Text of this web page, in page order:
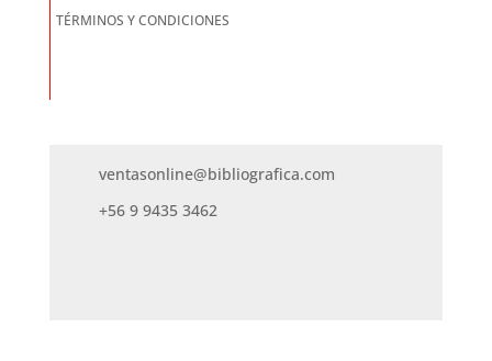
TÉRMINOS Y CONDICIONES
ventasonline@bibliografica.com
+56 9 9435 3462